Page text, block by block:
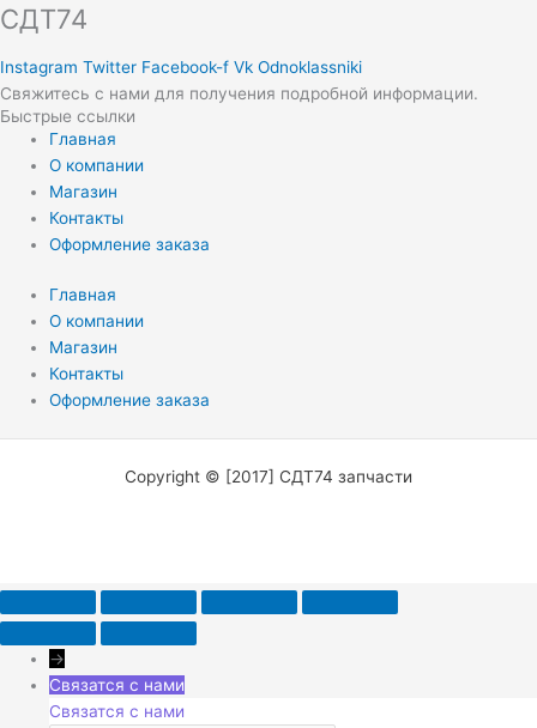
СДТ74
Instagram Twitter Facebook-f Vk Odnoklassniki
Свяжитесь с нами для получения подробной информации.
Быстрые ссылки
Главная
О компании
Магазин
Контакты
Оформление заказа
Главная
О компании
Магазин
Контакты
Оформление заказа
Copyright © [2017] СДТ74 запчасти
→
Связатся с нами
Связатся с нами